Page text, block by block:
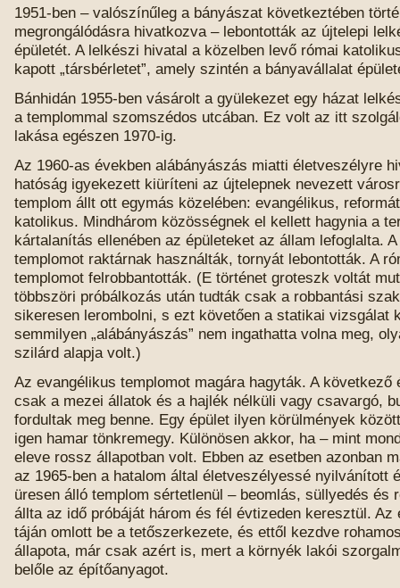
1951-ben – valószínűleg a bányászat következtében
megrongálódásra hivatkozva – lebontották az újtelepi
épületét. A lelkészi hivatal a közelben levő római
kapott „társbérletet”, amely szintén a bányavállalat
Bánhidán 1955-ben vásárolt a gyülekezet egy házat
a templommal szomszédos utcában. Ez volt az itt
lakása egészen 1970-ig.
Az 1960-as években alábányászás miatti életveszélyre
hatóság igyekezett kiüríteni az újtelepnek nevezett
templom állt ott egymás közelében: evangélikus,
katolikus. Mindhárom közösségnek el kellett hagynia a
kártalanítás ellenében az épületeket az állam lefoglalta.
templomot raktárnak használták, tornyát lebontották. A
templomot felrobbantották. (E történet groteszk voltát
többszöri próbálkozás után tudták csak a robbantási
sikeresen lerombolni, s ezt követően a statikai vizsgálat
semmilyen „alábányászás” nem ingathatta volna meg,
szilárd alapja volt.)
Az evangélikus templomot magára hagyták. A következő
csak a mezei állatok és a hajlék nélküli vagy csavargó,
fordultak meg benne. Egy épület ilyen körülmények
igen hamar tönkremegy. Különösen akkor, ha – mint
eleve rossz állapotban volt. Ebben az esetben azonban
az 1965-ben a hatalom által életveszélyessé nyilvánított
üresen álló templom sértetlenül – beomlás, süllyedés és
állta az idő próbáját három és fél évtizeden keresztül. Az
táján omlott be a tetőszerkezete, és ettől kezdve
állapota, már csak azért is, mert a környék lakói
belőle az építőanyagot.